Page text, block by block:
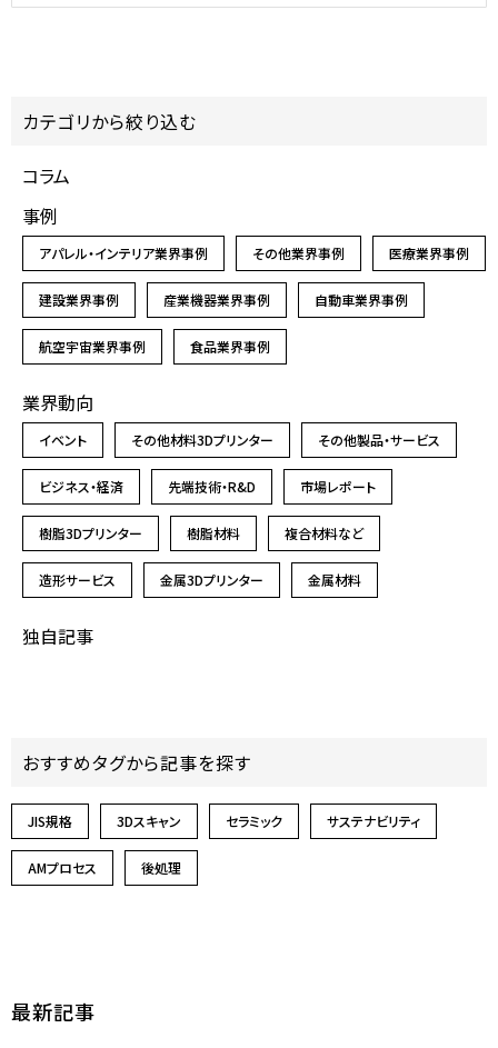
カテゴリから絞り込む
コラム
事例
アパレル・インテリア業界事例 その他業界事例 医療業界事例
建設業界事例 産業機器業界事例 自動車業界事例
航空宇宙業界事例 食品業界事例
業界動向
イベント その他材料3Dプリンター その他製品・サービス
ビジネス・経済 先端技術・R&D 市場レポート
樹脂3Dプリンター 樹脂材料 複合材料など
造形サービス 金属3Dプリンター 金属材料
独自記事
おすすめタグから記事を探す
JIS規格 3Dスキャン セラミック サステナビリティ
AMプロセス 後処理
最新記事